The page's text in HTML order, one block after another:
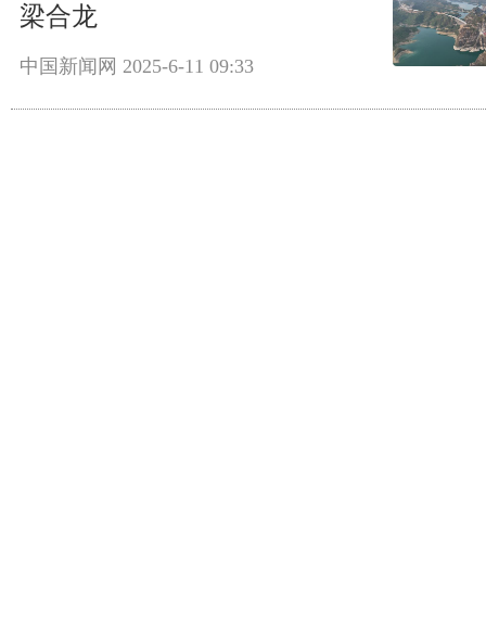
梁合龙
中国新闻网 2025-6-11 09:33